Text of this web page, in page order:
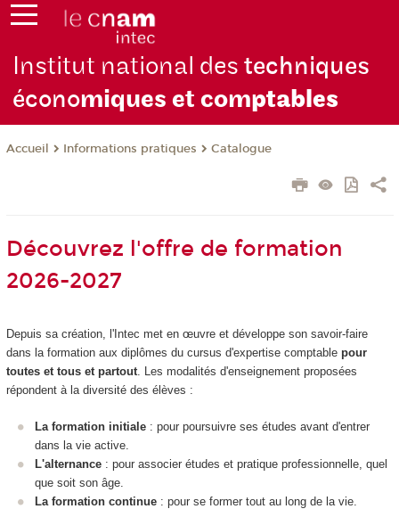
Institut national destechniques
économiques et comptables
Accueil Informations pratiques Catalogue
Découvrez l'offre de formation
2026-2027
Depuis sa création, l'Intec met en œuvre et développe son savoir-faire
dans la formation aux diplômes du cursus d'expertise comptable pour
toutes et tous et partout. Les modalités d'enseignement proposées
répondent à la diversité des élèves :
La formation initiale : pour poursuivre ses études avant d'entrer
dans la vie active.
L'alternance : pour associer études et pratique professionnelle, quel
que soit son âge.
La formation continue : pour se former tout au long de la vie.